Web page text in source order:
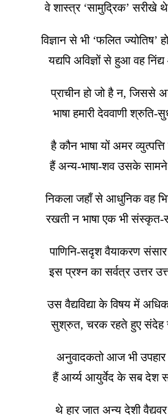
वे शास्त्र ‘सामुद्रिक’ सरीखे
विज्ञान से भी ‘फलित ज्योतिष’
यद्यपि अविज्ञों से हुआ वह
प्राचीन हो जो है न, जिससे
भाषा हमारी देववाणी श्रुति-
है कौन भाषा यों अमर
हैं अन्य-भाषा-शव उसके
निकला जहाँ से आधुनिक वह
रखती न भाषा एक भी संस्कृत-
पाणिनि-सदृश वैयाकरण
इस प्रश्न का सर्वत्र उत्तर
उस वैद्यविद्या के विषय में
सुश्रुत, चरक रहते हुए संदेह
अनुवादकतो आज भी
हैं आर्य्य आयुर्वेद के सब देश
थे हार जात अन्य देशी